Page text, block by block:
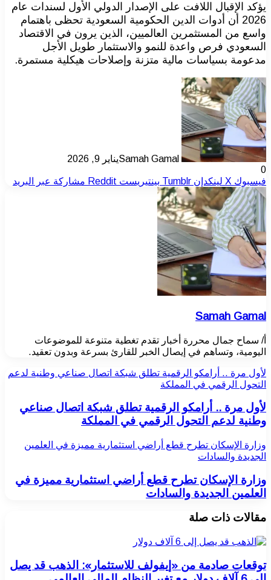
يؤكد الإقبال اللافت على الإصدار الدولي الأول لسندات عام
2026 أن أدوات الدين الحكومية السعودية تحظى باهتمام
واسع من المستثمرين العالميين، الذين يرون في الاقتصاد
السعودي فرص واعدة للنمو والاستثمار طويل الأجل
مدعومة بسياسات مالية متزنة وإصلاحات هيكلية مستمرة.
Samah Gamalيناير 9, 2026
0
فيسبوك ‫X لينكدإن بينتيريست مشاركة عبر البريد
Samah Gamal
أ/ سماح جمال محررة أخبار تقدم تغطية متنوعة للموضوعات
اليومية، وتساهم في إيصال الخبر للقارئ بسرعة وبدون تعقيد.
لأول مرة .. أرامكو الرقمية تطلق شبكة اتصال صناعي وطنية لدعم
التحول الرقمي في المملكة
لأول مرة .. أرامكو الرقمية تطلق شبكة اتصال صناعي
وطنية لدعم التحول الرقمي في المملكة
وزارة الإسكان تطرح قطع أراضي استثمارية مميزة في العلمين
الجديدة والسادات
وزارة الإسكان تطرح قطع أراضي استثمارية مميزة في
العلمين الجديدة والسادات
مقالات ذات صلة
توقعات صادمة من «إيفولف للاستثمار»: الذهب قد يصل